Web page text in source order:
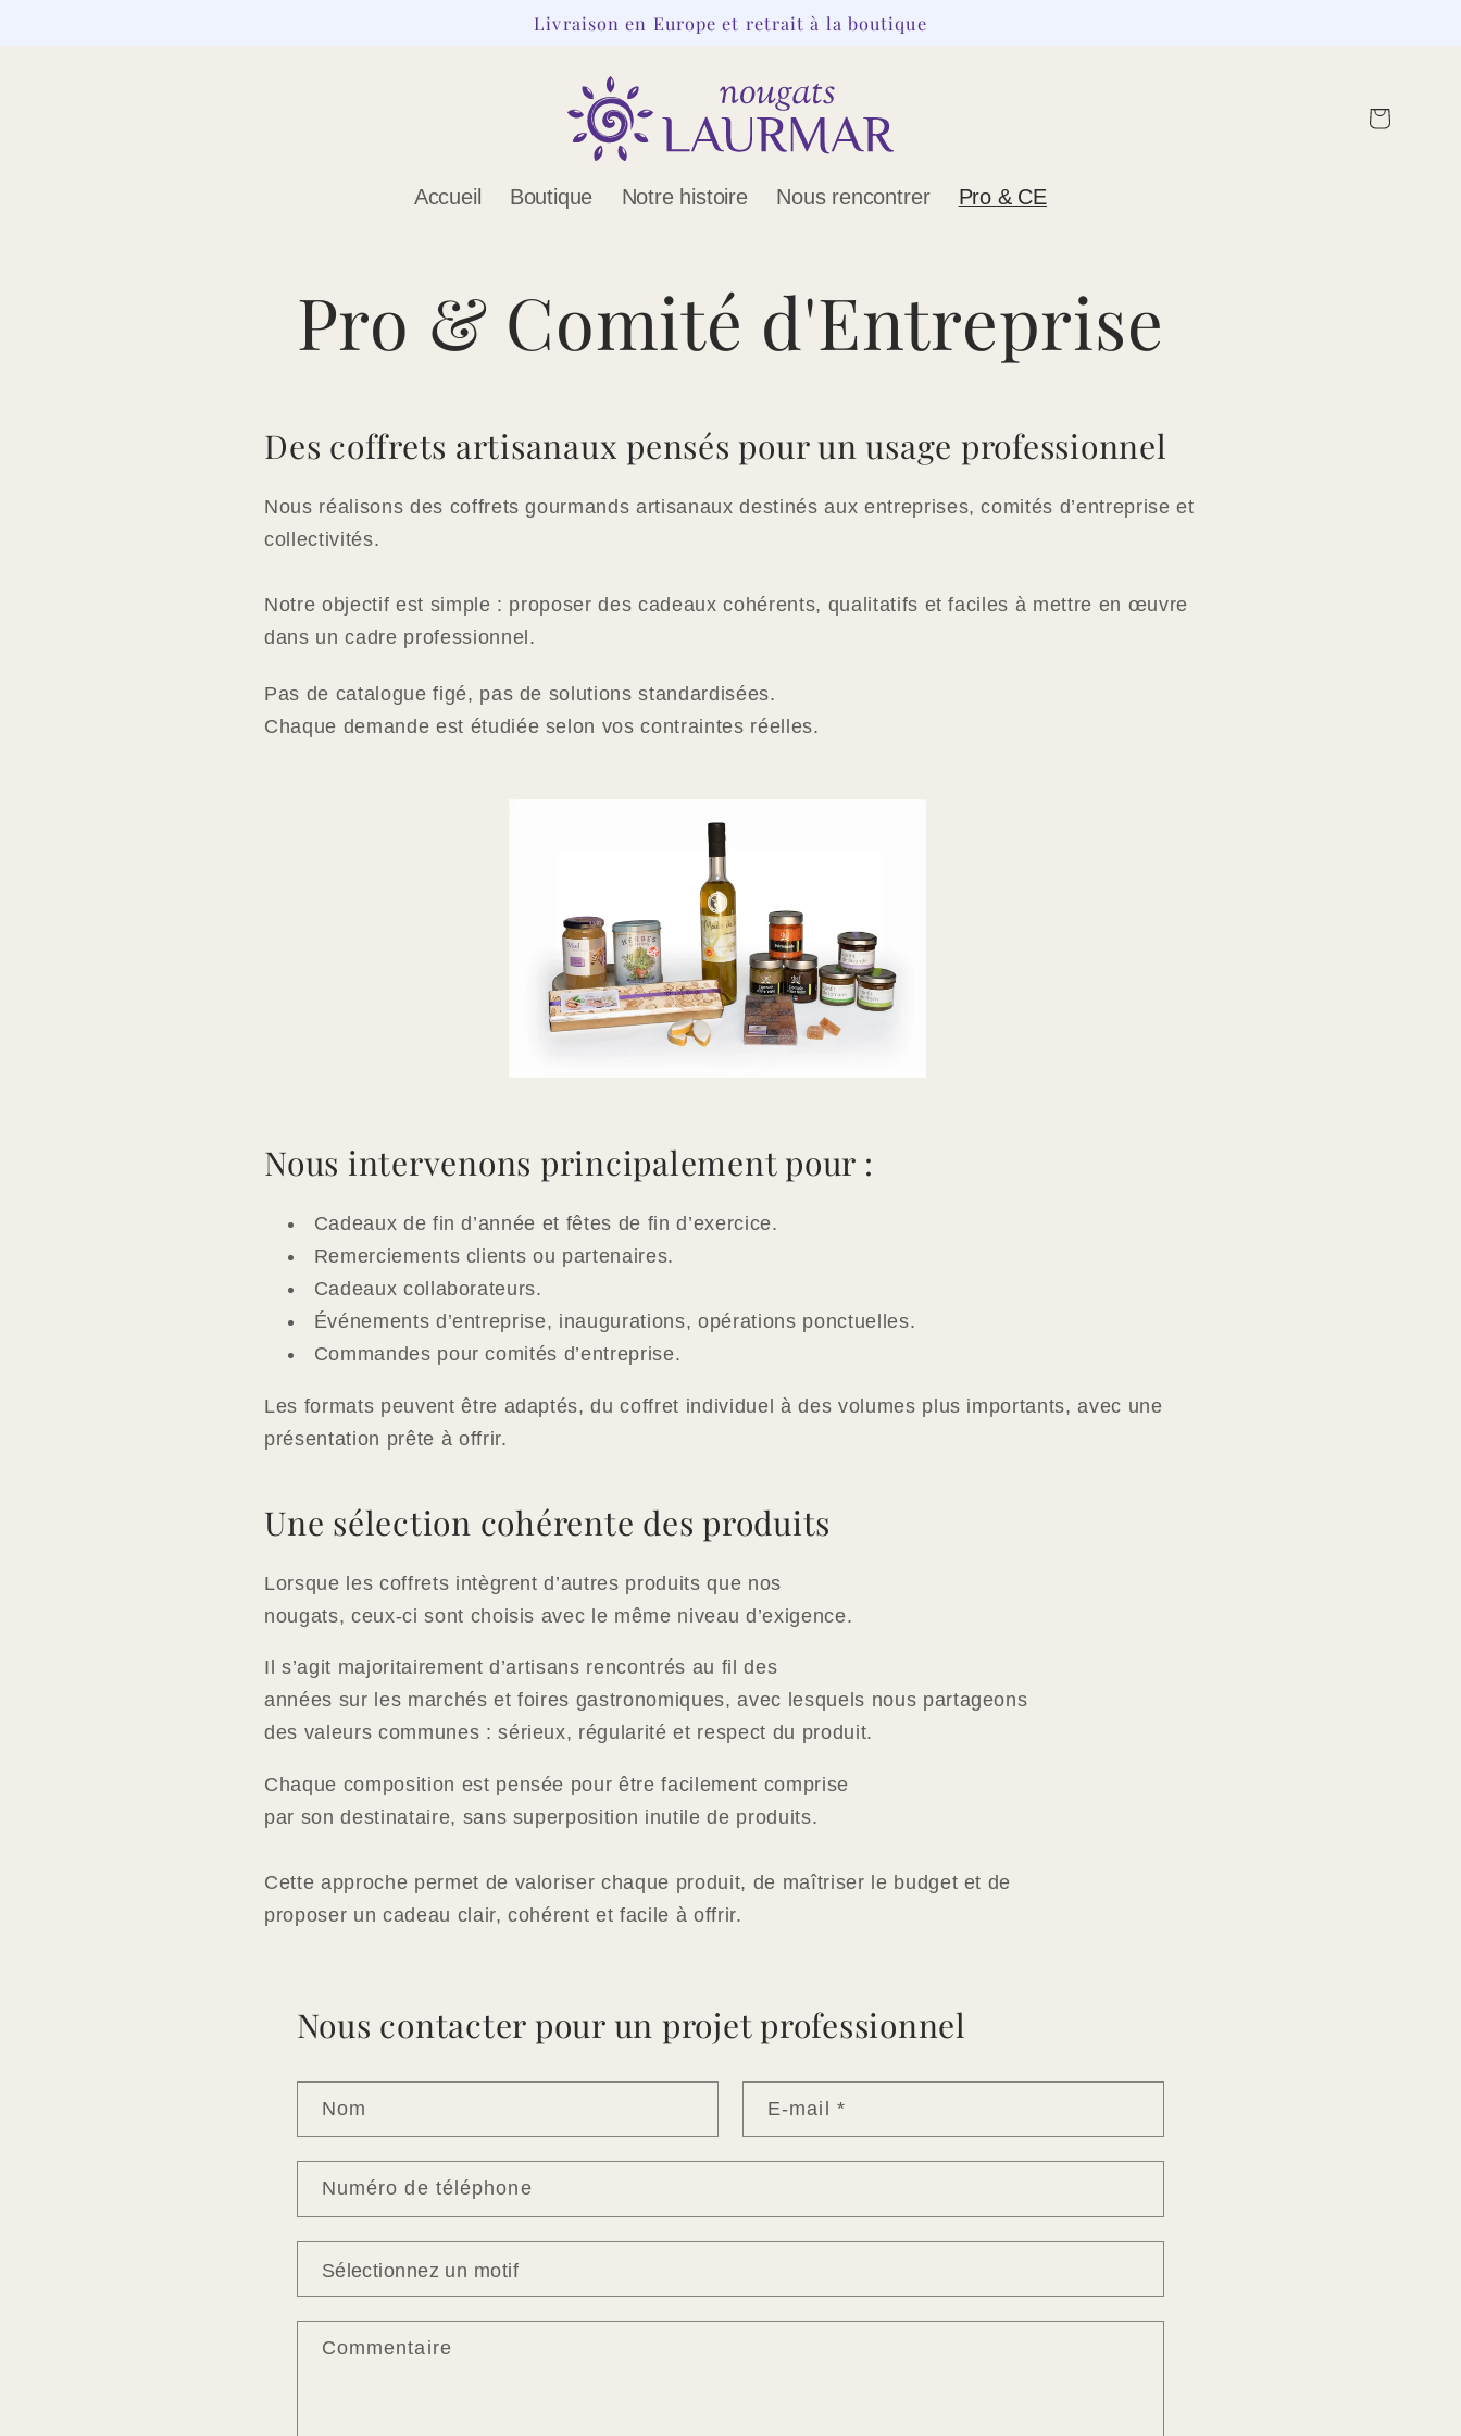
Livraison en Europe et retrait à la boutique
Accueil Boutique Notre histoire Nous rencontrer Pro & CE
Panier
Pro & Comité d'Entreprise
Des coffrets artisanaux pensés pour un usage professionnel
Nous réalisons des coffrets gourmands artisanaux destinés aux entreprises, comités d’entreprise et
collectivités.
Notre objectif est simple : proposer des cadeaux cohérents, qualitatifs et faciles à mettre en œuvre
dans un cadre professionnel.
Pas de catalogue figé, pas de solutions standardisées.
Chaque demande est étudiée selon vos contraintes réelles.
Nous intervenons principalement pour :
Cadeaux de fin d’année et fêtes de fin d’exercice.
Remerciements clients ou partenaires.
Cadeaux collaborateurs.
Événements d’entreprise, inaugurations, opérations ponctuelles.
Commandes pour comités d’entreprise.
Les formats peuvent être adaptés, du coffret individuel à des volumes plus importants, avec une
présentation prête à offrir.
Une sélection cohérente des produits
Lorsque les coffrets intègrent d’autres produits que nos
nougats, ceux-ci sont choisis avec le même niveau d’exigence.
Il s’agit majoritairement d’artisans rencontrés au fil des
années sur les marchés et foires gastronomiques, avec lesquels nous partageons
des valeurs communes : sérieux, régularité et respect du produit.
Chaque composition est pensée pour être facilement comprise
par son destinataire, sans superposition inutile de produits.
Cette approche permet de valoriser chaque produit, de maîtriser le budget et de
proposer un cadeau clair, cohérent et facile à offrir.
Nous contacter pour un projet professionnel
Nom E-mail *
Numéro de téléphone
Motif*
Commentaire